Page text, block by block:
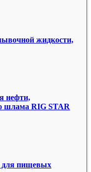
жидкости,
нефти,
шлама RIG STAR
для пищевых